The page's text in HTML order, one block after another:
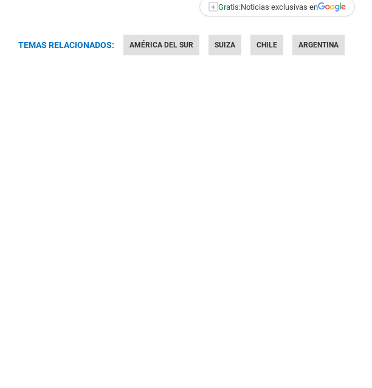
+ Gratis:Noticias exclusivas en
TEMAS RELACIONADOS: AMÉRICA DEL SUR SUIZA CHILE ARGENTINA